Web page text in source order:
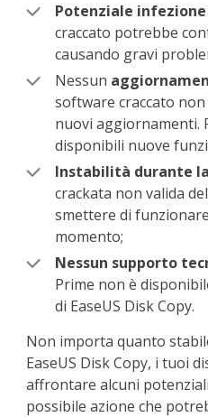
Potenziale infezione
craccato potrebbe
causando gravi
Nessun
software craccato non
nuovi aggiornamenti.
disponibili nuove
Instabilità durante
crackata non valida
smettere di
momento;
Nessun supporto
Prime non è
di EaseUS Disk Copy.
Non importa quanto
EaseUS Disk Copy, i tuoi
affrontare alcuni
possibile azione che